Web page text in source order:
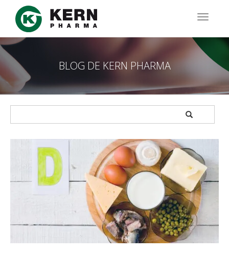
Pasar
contenido
principal
BLOG DE KERN PHARMA
APPLY